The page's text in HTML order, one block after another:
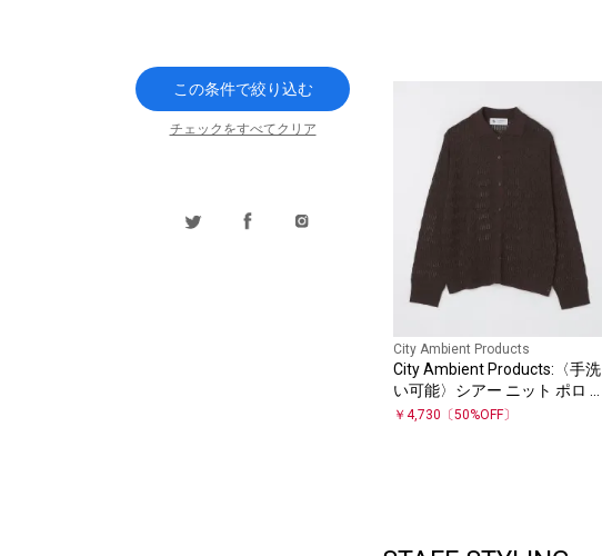
City Ambient Products
City Ambient Products:〈手洗
い可能〉シアー ニット ポロ カ
ーディガン
￥ 4,730 〔50%OFF〕
この条件で絞り込む
チェックをすべてクリア